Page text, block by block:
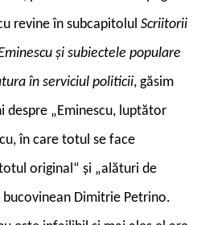
revine în subcapitolul Scriitorii
și subiectele populare
în serviciul politicii, găsim
despre „Eminescu, luptător
în care totul se face
original“ și „alături de
bucovinean Dimitrie Petrino.